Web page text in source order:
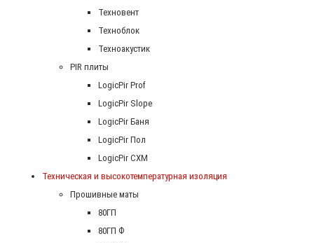
Техновент
Техноблок
Техноакустик
PIR плиты
LogicPir Prof
LogicPir Slope
LogicPir Баня
LogicPir Пол
LogicPir СХМ
Техническая и высокотемпературная изоляция
Прошивные маты
80ГП
80ГП Ф